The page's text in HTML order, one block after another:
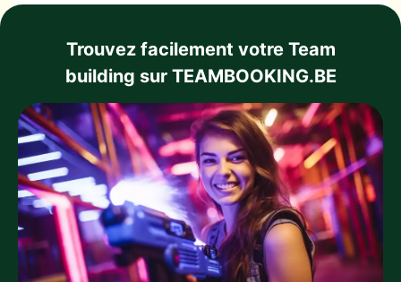
Trouvez facilement votre Team
building sur TEAMBOOKING.BE